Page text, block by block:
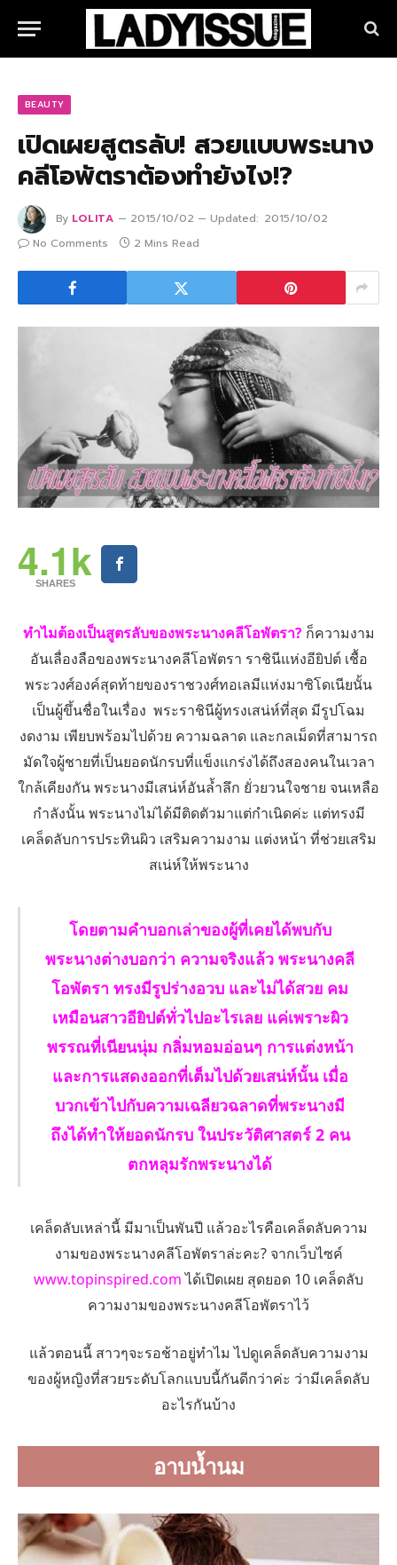
BEAUTY
เปิดเผยสูตรลับ! สวยแบบพระนาง
คลีโอพัตราต้องทำยังไง!?
By LOLITA 2015/10/02 Updated: 2015/10/02
No Comments
2 Mins Read
4.1k
SHARES
ทำไมต้องเป็นสูตรลับของพระนางคลีโอพัตรา?ก็ความงาม
อันเลื่องลือของพระนางคลีโอพัตรา ราชินีแห่งอียิปต์ เชื้อ
พระวงศ์องค์สุดท้ายของราชวงศ์ทอเลมีแห่งมาซิโดเนียนั้น
เป็นผู้ขึ้นชื่อในเรื่อง พระราชินีผู้ทรงเสน่ห์ที่สุด มีรูปโฉม
งดงาม เพียบพร้อมไปด้วย ความฉลาด และกลเม็ดที่สามารถ
มัดใจผู้ชายที่เป็นยอดนักรบที่แข็งแกร่งได้ถึงสองคนในเวลา
ใกล้เคียงกัน พระนางมีเสน่ห์อันล้ำลึก ยั่วยวนใจชาย จนเหลือ
กำลังนั้น พระนางไม่ได้มีติดตัวมาแต่กำเนิดค่ะ แต่ทรงมี
เคล็ดลับการประทินผิว เสริมความงาม แต่งหน้า ที่ช่วยเสริม
สเน่ห์ให้พระนาง
โดยตามคำบอกเล่าของผู้ที่เคยได้พบกับ
พระนางต่างบอกว่า ความจริงแล้ว พระนางคลี
โอพัตรา ทรงมีรูปร่างอวบ และไม่ได้สวย คม
เหมือนสาวอียิปต์ทั่วไปอะไรเลย แค่เพราะผิว
พรรณที่เนียนนุ่ม กลิ่มหอมอ่อนๆ การแต่งหน้า
และการแสดงออกที่เต็มไปด้วยเสน่ห์นั้น เมื่อ
บวกเข้าไปกับความเฉลียวฉลาดที่พระนางมี
ถึงได้ทำให้ยอดนักรบ ในประวัติศาสตร์ 2 คน
ตกหลุมรักพระนางได้
เคล็ดลับเหล่านี้ มีมาเป็นพันปี แล้วอะไรคือเคล็ดลับความ
งามของพระนางคลีโอพัตราล่ะคะ? จากเว็บไซค์
www.topinspired.com ได้เปิดเผย สุดยอด 10 เคล็ดลับ
ความงามของพระนางคลีโอพัตราไว้
แล้วตอนนี้ สาวๆจะรอช้าอยู่ทำไม ไปดูเคล็ดลับความงาม
ของผู้หญิงที่สวยระดับโลกแบบนี้กันดีกว่าค่ะ ว่ามีเคล็ดลับ
อะไรกันบ้าง
อาบน้ำนม